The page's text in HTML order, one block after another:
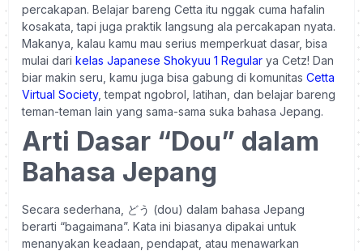
percakapan. Belajar bareng Cetta itu nggak cuma hafalin
kosakata, tapi juga praktik langsung ala percakapan nyata.
Makanya, kalau kamu mau serius memperkuat dasar, bisa
mulai dari kelas Japanese Shokyuu 1 Regular ya Cetz! Dan
biar makin seru, kamu juga bisa gabung di komunitas Cetta
Virtual Society, tempat ngobrol, latihan, dan belajar bareng
teman-teman lain yang sama-sama suka bahasa Jepang.
Arti Dasar “Dou” dalam
Bahasa Jepang
Secara sederhana, どう (dou) dalam bahasa Jepang
berarti “bagaimana”. Kata ini biasanya dipakai untuk
menanyakan keadaan, pendapat, atau menawarkan